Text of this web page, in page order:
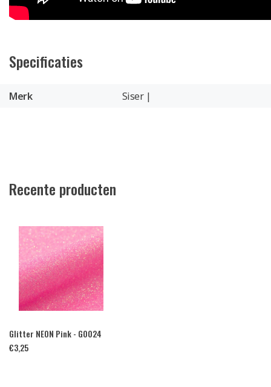
Specificaties
Merk Siser |
Recente producten
Glitter NEON Pink - G0024
€3,25